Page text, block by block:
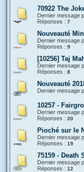
70922 The
Dernier message
Réponses : 7
Nouveauté
Dernier message
Réponses : 9
[10256] Taj
Dernier message
Réponses : 8
Nouveauté
Dernier message
10257 -
Dernier message
Réponses : 20
Pioché sur le
Dernier message
Réponses : 19
75159 - Death
Dernier message
Réponses : 12